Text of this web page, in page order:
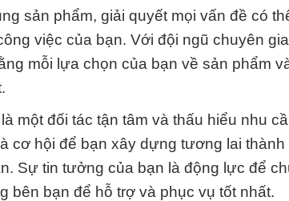
sản phẩm, giải quyết mọi vấn đề có
việc của bạn. Với đội ngũ chuyên
mỗi lựa chọn của bạn về sản phẩm
một đối tác tận tâm và thấu hiểu nhu
cơ hội để bạn xây dựng tương lai thành
Sự tin tưởng của bạn là động lực để
bên bạn để hỗ trợ và phục vụ tốt nhất.